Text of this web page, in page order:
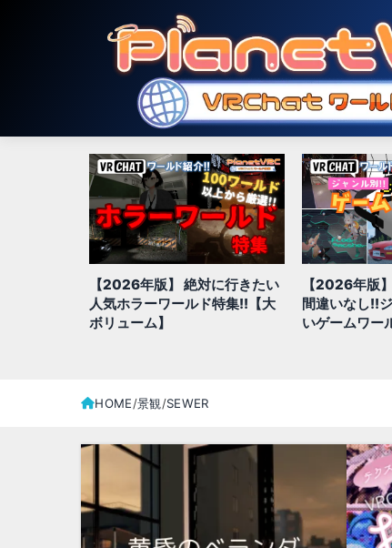
【2026年版】 絶対に行きたい
人気ホラーワールド特集!!【大
ボリューム】
【2026年版
間違いなし!!
いゲームワー
HOME 景観 SEWER